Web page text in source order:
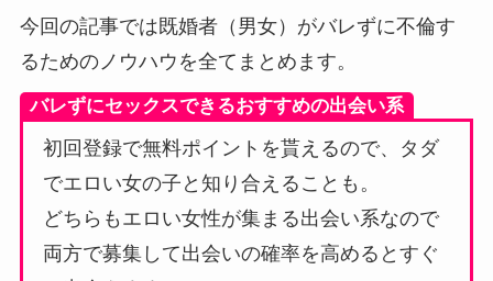
今回の記事では既婚者（男女）がバレずに不倫す
るためのノウハウを全てまとめます。
バレずにセックスできるおすすめの出会い系
初回登録で無料ポイントを貰えるので、タダ
でエロい女の子と知り合えることも。
どちらもエロい女性が集まる出会い系なので
両方で募集して出会いの確率を高めるとすぐ